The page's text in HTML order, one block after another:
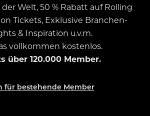
Welt, 50 % Rabatt auf Rolling
Tickets, Exklusive Branchen-
& Inspiration u.v.m.
vollkommen kostenlos.
über 120.000 Member.
für bestehende Member